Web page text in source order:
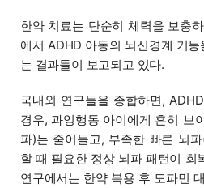
한약 치료는 단순히 체력을 보충
에서 ADHD 아동의 뇌신경계 기
는 결과들이 보고되고 있다.
국내외 연구들을 종합하면,
경우, 과잉행동 아이에게 흔히 보
파)는 줄어들고, 부족한 빠른 뇌
할 때 필요한 정상 뇌파 패턴이 회
연구에서는 한약 복용 후 도파민